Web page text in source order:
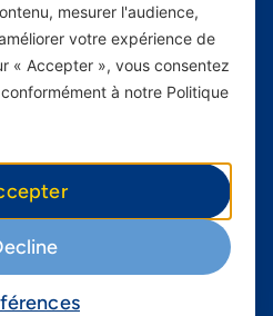
mesurer l'audience,
votre expérience de
« Accepter », vous consentez
à notre Politique